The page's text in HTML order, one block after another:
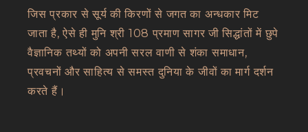
जिस प्रकार से सूर्य की किरणों से जगत का अन्धकार मिट
जाता है, ऐसे ही मुनि श्री 108 प्रमाण सागर जी सिद्धांतों में छुपे
वैज्ञानिक तथ्यों को अपनी सरल वाणी से शंका समाधान,
प्रवचनों और साहित्य से समस्त दुनिया के जीवों का मार्ग दर्शन
करते हैं।